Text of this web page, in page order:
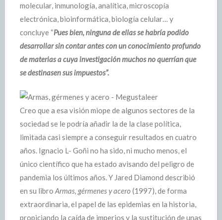
molecular, inmunología, analítica, microscopía
electrónica, bioinformática, biología celular… y
concluye “Pues bien, ninguna de ellas se habría podido
desarrollar sin contar antes con un conocimiento profundo
de materias a cuya investigación muchos no querrían que
se destinasen sus impuestos”.
Creo que a esa visión miope de algunos sectores de la
sociedad se le podría añadir la de la clase política,
limitada casi siempre a conseguir resultados en cuatro
años. Ignacio L- Goñi no ha sido, ni mucho menos, el
único científico que ha estado avisando del peligro de
pandemia los últimos años. Y Jared Diamond describió
en su libro Armas, gérmenes y acero (1997), de forma
extraordinaria, el papel de las epidemias en la historia,
propiciando la caída de imperios y la sustitución de unas